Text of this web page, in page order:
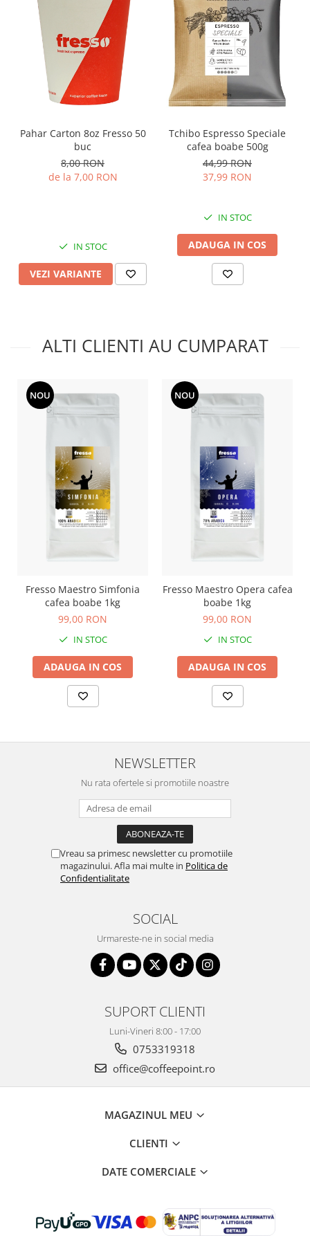
Pahar Carton 8oz Fresso 50
buc
8,00 RON
de la 7,00 RON
IN STOC
VEZI VARIANTE
Tchibo Espresso Speciale
cafea boabe 500g
44,99 RON
37,99 RON
IN STOC
ADAUGA IN COS
ALTI CLIENTI AU CUMPARAT
NOU
Fresso Maestro Simfonia
cafea boabe 1kg
99,00 RON
IN STOC
ADAUGA IN COS
NOU
Fresso Maestro Opera cafea
boabe 1kg
99,00 RON
IN STOC
ADAUGA IN COS
NEWSLETTER
Nu rata ofertele si promotiile noastre
Vreau sa primesc newsletter cu promotiile
magazinului. Afla mai multe in Politica de
Confidentialitate
SOCIAL
Urmareste-ne in social media
SUPORT CLIENTI
Luni-Vineri 8:00 - 17:00
0753319318
office@coffeepoint.ro
MAGAZINUL MEU
CLIENTI
DATE COMERCIALE